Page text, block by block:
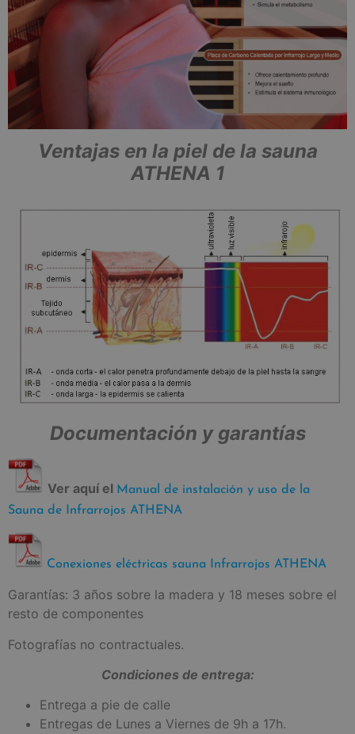
Ventajas en la piel de la sauna
ATHENA 1
Documentación y garantías
Ver aquí el Manual de instalación y uso de la
Sauna de Infrarrojos ATHENA
Conexiones eléctricas sauna Infrarrojos ATHENA
Garantías: 3 años sobre la madera y 18 meses sobre el
resto de componentes
Fotografías no contractuales.
Condiciones de entrega:
Entrega a pie de calle
Entregas de Lunes a Viernes de 9h a 17h.